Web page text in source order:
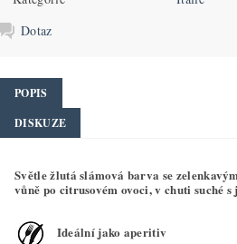
Dotaz
POPIS
DISKUZE
Světle žlutá slámová barva se
vůně po citrusovém ovoci, v chuti suché
Ideální jako aperitiv